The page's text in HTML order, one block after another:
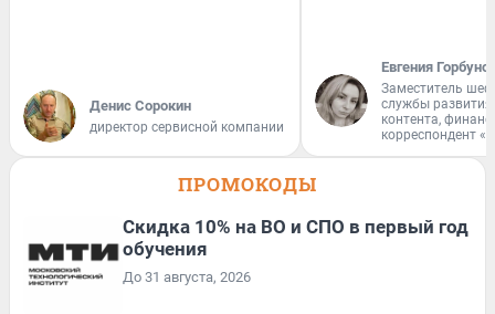
Денис Сорокин
директор сервисной компании
Евгения
Заместитель
службы
контента,
корреспондент
ПРОМОКОДЫ
Скидка 10% на ВО и СПО в первый год
обучения
До 31 августа, 2026